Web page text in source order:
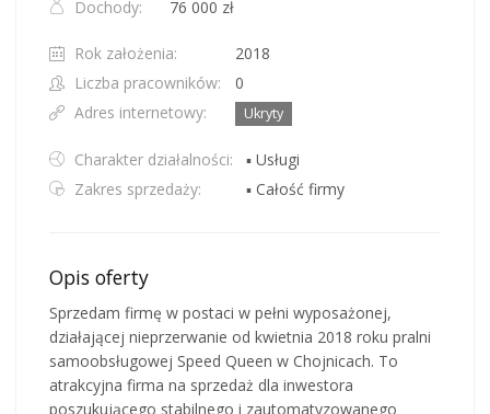
Dochody:
76 000 zł
Rok założenia:
2018
Liczba pracowników:
0
Adres internetowy:
Ukryty
Charakter działalności:
▪ Usługi
Zakres sprzedaży:
▪ Całość firmy
Opis oferty
Sprzedam firmę w postaci w pełni wyposażonej,
działającej nieprzerwanie od kwietnia 2018 roku pralni
samoobsługowej Speed Queen w Chojnicach. To
atrakcyjna firma na sprzedaż dla inwestora
poszukującego stabilnego i zautomatyzowanego